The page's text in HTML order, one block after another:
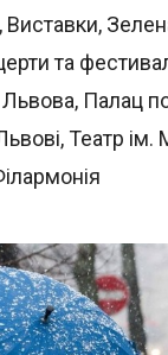
, Виставки,
та
, Палац
,Театр ім.